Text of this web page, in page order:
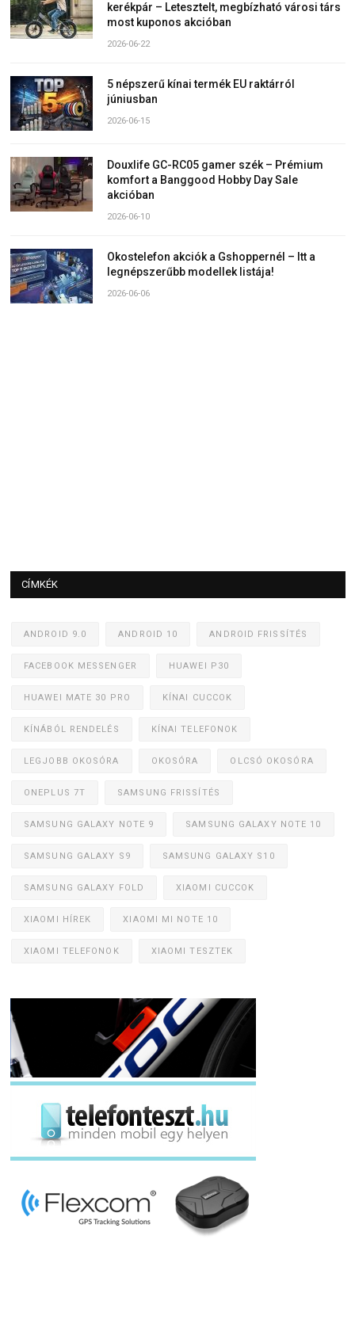
kerékpár – Letesztelt, megbízható városi társ
most kuponos akcióban
2026-06-22
5 népszerű kínai termék EU raktárról
júniusban
2026-06-15
Douxlife GC-RC05 gamer szék – Prémium
komfort a Banggood Hobby Day Sale
akcióban
2026-06-10
Okostelefon akciók a Gshoppernél – Itt a
legnépszerűbb modellek listája!
2026-06-06
CÍMKÉK
ANDROID 9.0 ANDROID 10 ANDROID FRISSÍTÉS
FACEBOOK MESSENGER HUAWEI P30
HUAWEI MATE 30 PRO KÍNAI CUCCOK
KÍNÁBÓL RENDELÉS KÍNAI TELEFONOK
LEGJOBB OKOSÓRA OKOSÓRA OLCSÓ OKOSÓRA
ONEPLUS 7T SAMSUNG FRISSÍTÉS
SAMSUNG GALAXY NOTE 9 SAMSUNG GALAXY NOTE 10
SAMSUNG GALAXY S9 SAMSUNG GALAXY S10
SAMSUNG GALAXY FOLD XIAOMI CUCCOK
XIAOMI HÍREK XIAOMI MI NOTE 10
XIAOMI TELEFONOK XIAOMI TESZTEK